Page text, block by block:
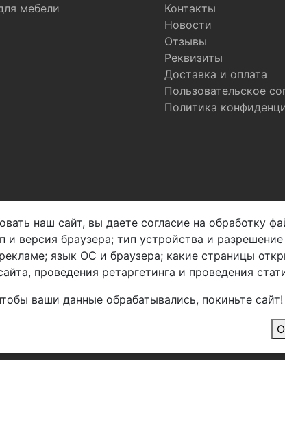
мебели
Контакты
Новости
Отзывы
Реквизиты
Доставка и оплата
Пользовательское
Политика
Щелково, пер.
владение 2.
Мы в соц. сетях
наш сайт, вы даете согласие на обработку
версия браузера; тип устройства и
язык ОС и браузера; какие страницы
проведения ретаргетинга и проведения
ваши данные обрабатывались, покиньте сайт!